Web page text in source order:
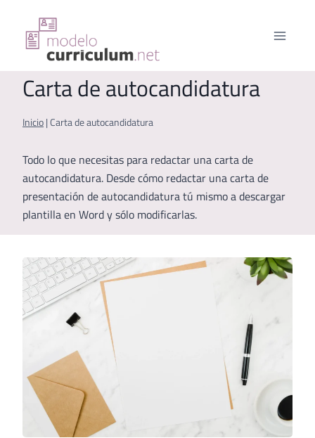
contenido
Carta de autocandidatura
Inicio | Carta de autocandidatura
Todo lo que necesitas para redactar una carta de
autocandidatura. Desde cómo redactar una carta de
presentación de autocandidatura tú mismo a descargar
plantilla en Word y sólo modificarlas.